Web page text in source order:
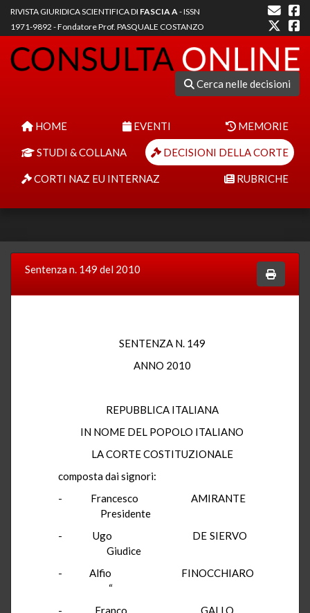
RIVISTA GIURIDICA SCIENTIFICA DI FASCIA A- ISSN
1971-9892 - Fondatore Prof. PASQUALE COSTANZO
Cerca nelle decisioni
HOME EVENTI MEMORIE
STUDI & COLLANA DECISIONI DELLA CORTE
CORTI NAZ EU INTERNAZ RUBRICHE
Sentenza n. 149 del 2010
SENTENZA N. 149
ANNO 2010
REPUBBLICA ITALIANA
IN NOME DEL POPOLO ITALIANO
LA CORTE COSTITUZIONALE
composta dai signori:
- Francesco AMIRANTE
Presidente
- Ugo DE SIERVO
Giudice
- Alfio FINOCCHIARO
“
- Franco GALLO